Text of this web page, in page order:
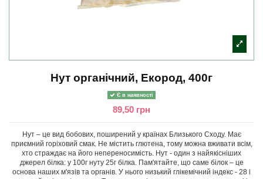
Нут органічний, Екород, 400г
Є в наявності
89,50 грн
Нут – це вид бобових, поширений у країнах Близького Сходу. Має
приємний горіховий смак. Не містить глютена, тому можна вживати всім,
хто страждає на його непереносимість. Нут - один з найякісніших
джерел білка: у 100г нуту 25г білка. Пам'ятайте, що саме білок – це
основа наших м'язів та органів. У нього низький глікемічний індекс - 28 і